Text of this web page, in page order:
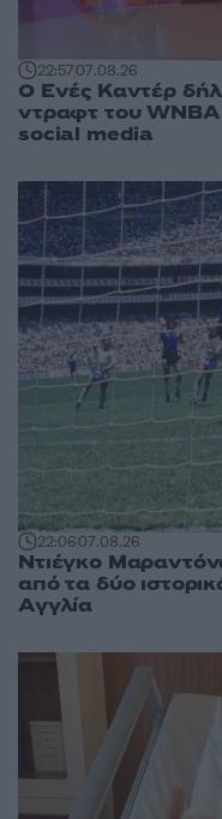
22:5707.08.26
Ο Ενές Καντέρ
ντραφτ του
social media
22:0607.08.26
Ντιέγκο
από τα δύο
Αγγλία